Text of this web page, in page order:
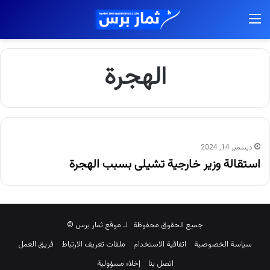
الهجرة
ديسمبر 14, 2024
استقالة وزير خارجية تشيلى بسبب الهجرة
جميع الحقوق محفوظة لـ موقع ثمار برس ©
سياسة الخصوصية
اتفاقية الاستخدام ملفات تعريف الارتباط
فريق العمل
اتصل بنا
إخلاء مسؤولية